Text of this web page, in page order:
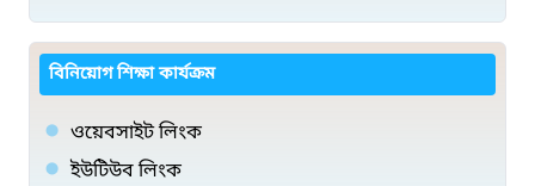
বিনিয়োগ শিক্ষা কার্যক্রম
ওয়েবসাইট লিংক
ইউটিউব লিংক